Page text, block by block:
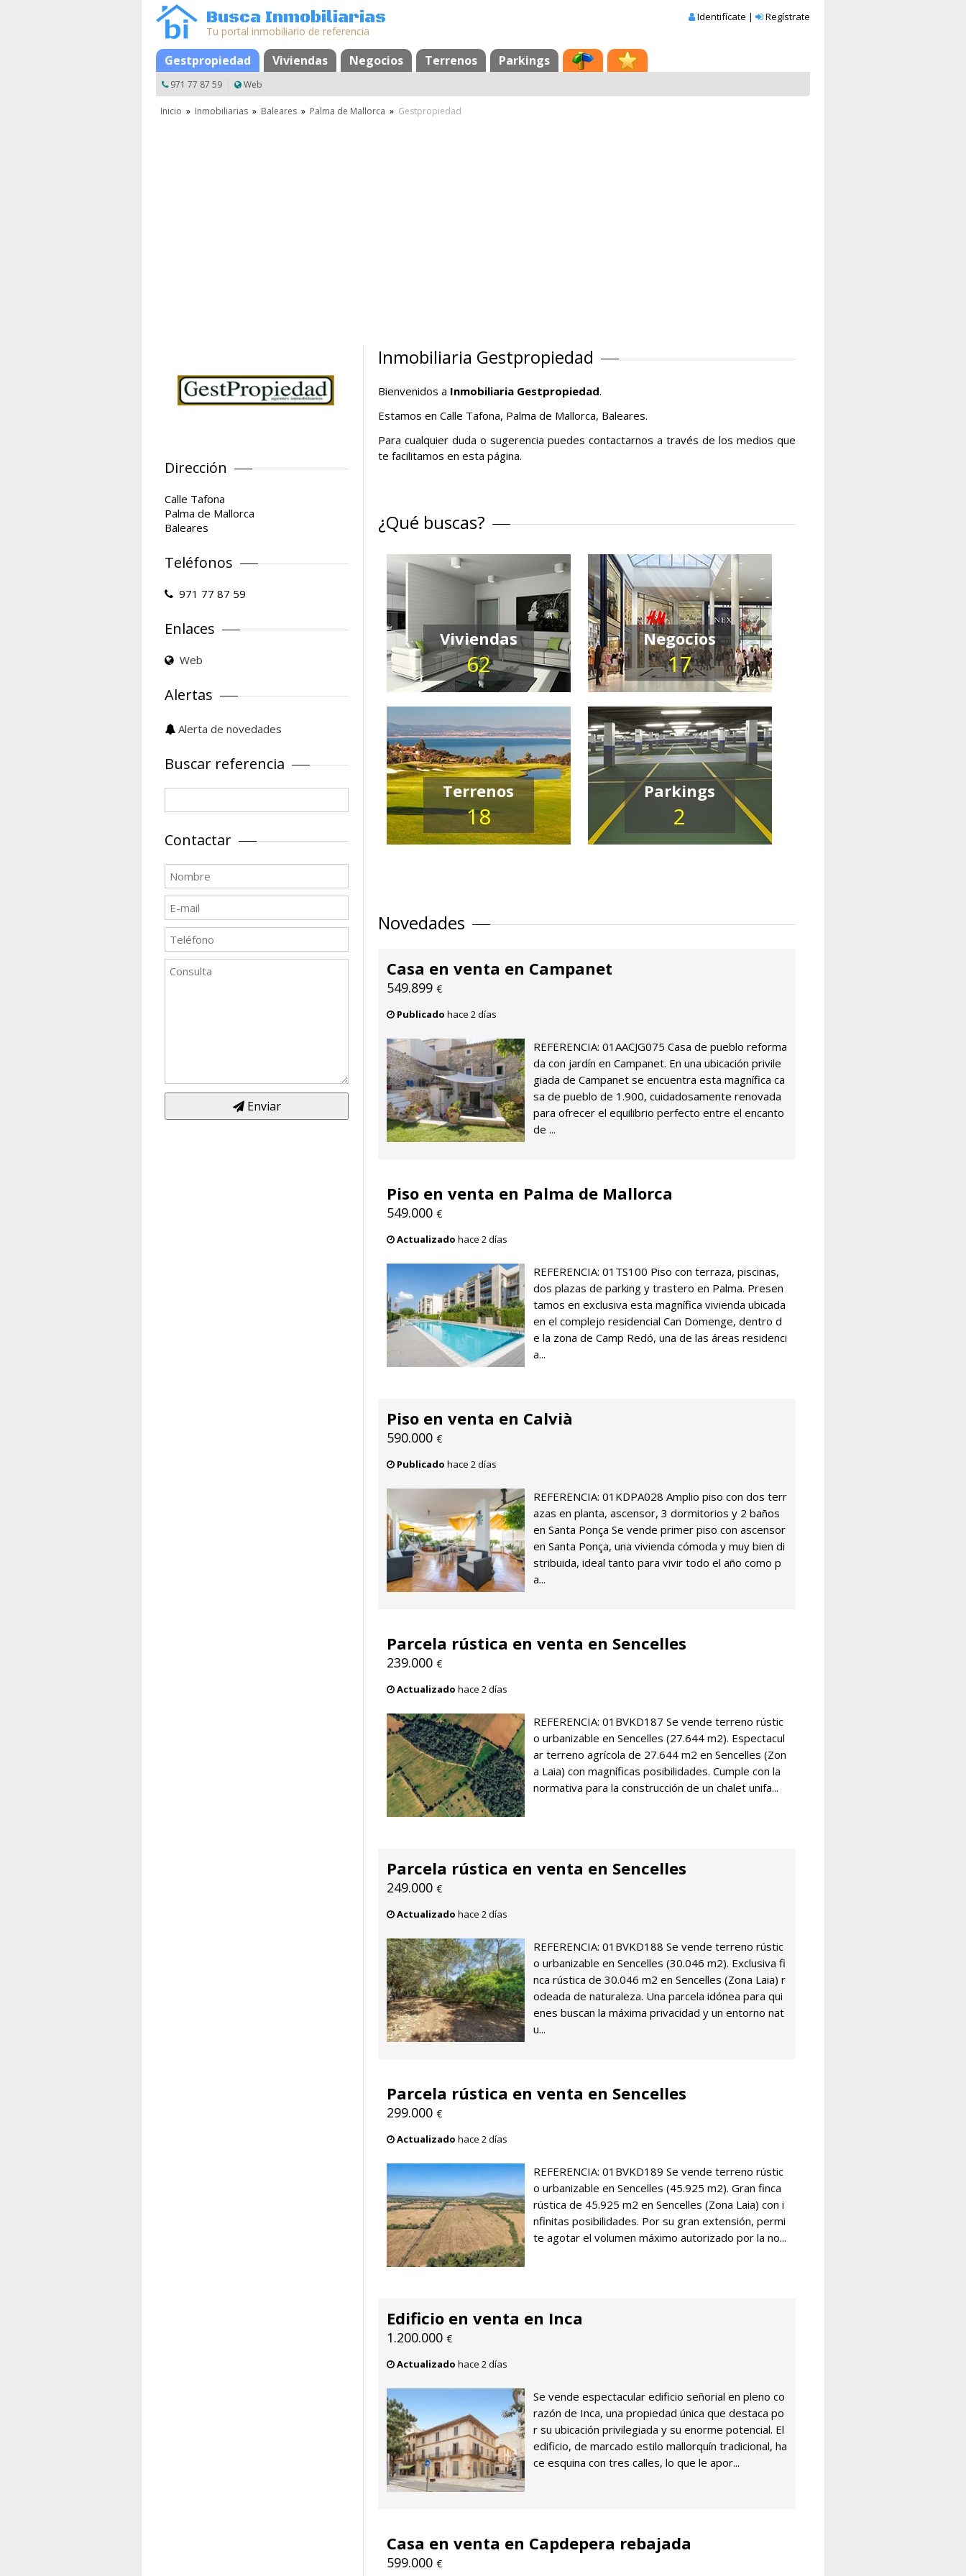
Busca Inmobiliarias
Tu portal inmobiliario de referencia
Identifícate | Regístrate
Gestpropiedad Viviendas Negocios Terrenos Parkings
MapaFavoritos
971 77 87 59 Web
Inicio » Inmobiliarias » Baleares » Palma de Mallorca » Gestpropiedad
Dirección
Calle Tafona
Palma de Mallorca
Baleares
Teléfonos
971 77 87 59
Enlaces
Web
Alertas
Alerta de novedades
Buscar referencia
Contactar
Enviar
Inmobiliaria Gestpropiedad
Bienvenidos a Inmobiliaria Gestpropiedad.
Estamos en Calle Tafona, Palma de Mallorca, Baleares.
Para cualquier duda o sugerencia puedes contactarnos a través de los medios que
te facilitamos en esta página.
¿Qué buscas?
Viviendas
62
Negocios
17
Terrenos
18
Parkings
2
Novedades
Casa en venta en Campanet
549.899 €
Publicado hace 2 días
REFERENCIA: 01AACJG075 Casa de pueblo reforma
da con jardín en Campanet. En una ubicación privile
giada de Campanet se encuentra esta magnífica ca
sa de pueblo de 1.900, cuidadosamente renovada
para ofrecer el equilibrio perfecto entre el encanto
de ...
Piso en venta en Palma de Mallorca
549.000 €
Actualizado hace 2 días
REFERENCIA: 01TS100 Piso con terraza, piscinas,
dos plazas de parking y trastero en Palma. Presen
tamos en exclusiva esta magnífica vivienda ubicada
en el complejo residencial Can Domenge, dentro d
e la zona de Camp Redó, una de las áreas residenci
a...
Piso en venta en Calvià
590.000 €
Publicado hace 2 días
REFERENCIA: 01KDPA028 Amplio piso con dos terr
azas en planta, ascensor, 3 dormitorios y 2 baños
en Santa Ponça Se vende primer piso con ascensor
en Santa Ponça, una vivienda cómoda y muy bien di
stribuida, ideal tanto para vivir todo el año como p
a...
Parcela rústica en venta en Sencelles
239.000 €
Actualizado hace 2 días
REFERENCIA: 01BVKD187 Se vende terreno rústic
o urbanizable en Sencelles (27.644 m2). Espectacul
ar terreno agrícola de 27.644 m2 en Sencelles (Zon
a Laia) con magníficas posibilidades. Cumple con la
normativa para la construcción de un chalet unifa...
Parcela rústica en venta en Sencelles
249.000 €
Actualizado hace 2 días
REFERENCIA: 01BVKD188 Se vende terreno rústic
o urbanizable en Sencelles (30.046 m2). Exclusiva fi
nca rústica de 30.046 m2 en Sencelles (Zona Laia) r
odeada de naturaleza. Una parcela idónea para qui
enes buscan la máxima privacidad y un entorno nat
u...
Parcela rústica en venta en Sencelles
299.000 €
Actualizado hace 2 días
REFERENCIA: 01BVKD189 Se vende terreno rústic
o urbanizable en Sencelles (45.925 m2). Gran finca
rústica de 45.925 m2 en Sencelles (Zona Laia) con i
nfinitas posibilidades. Por su gran extensión, permi
te agotar el volumen máximo autorizado por la no...
Edificio en venta en Inca
1.200.000 €
Actualizado hace 2 días
Se vende espectacular edificio señorial en pleno co
razón de Inca, una propiedad única que destaca po
r su ubicación privilegiada y su enorme potencial. El
edificio, de marcado estilo mallorquín tradicional, ha
ce esquina con tres calles, lo que le apor...
Casa en venta en Capdepera rebajada
599.000 €